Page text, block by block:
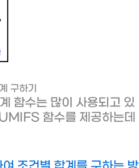
구하기
함수는 많이 사용되고 있
함수를 제공하는데